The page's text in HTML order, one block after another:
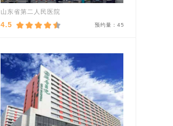
山东省第二人民医院
4.5 预约量：45